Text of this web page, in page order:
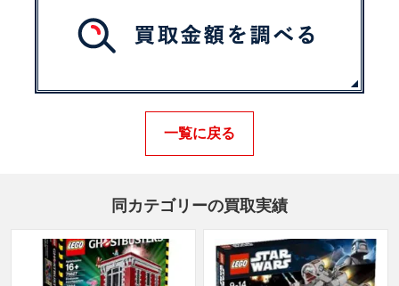
一覧に戻る
同カテゴリーの買取実績